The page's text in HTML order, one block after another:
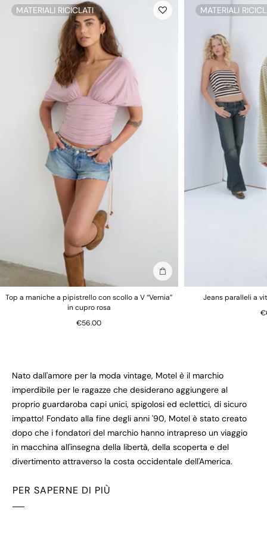
MATERIALI RICICLATI
Aggiungi alla borsa
Top a maniche a pipistrello con scollo a V “Vernia”
in cupro rosa
€56.00
MATERIALI
Jeans paralleli a
Nato dall'amore per la moda vintage, Motel è il marchio
imperdibile per le ragazze che desiderano aggiungere al
proprio guardaroba capi unici, spigolosi ed eclettici, di sicuro
impatto! Fondato alla fine degli anni '90, Motel è stato creato
dopo che i fondatori del marchio hanno intrapreso un viaggio
in macchina all'insegna della libertà, della scoperta e del
divertimento attraverso la costa occidentale dell'America.
PER SAPERNE DI PIÙ